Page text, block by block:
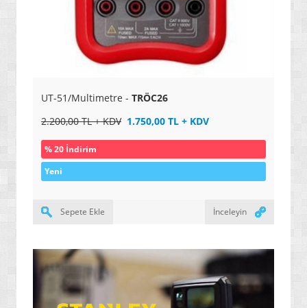
UT-51/Multimetre - TRÖC26
2.200,00 TL + KDV 1.750,00 TL + KDV
% 20 İndirim
Yeni
Sepete Ekle İnceleyin